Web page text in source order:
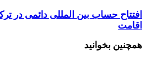
افتتاح حساب بین المللی دائمی در
اقامت
همچنین بخوانید